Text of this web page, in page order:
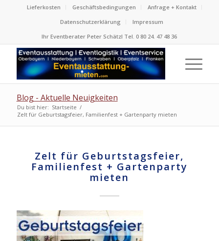
Lieferkosten Geschäftsbedingungen
Anfrage + Kontakt
Datenschutzerklärung
Impressum
Ihr Eventberater Peter Schätzl Tel. 0 80 24. 47 48 36
Blog - Aktuelle Neuigkeiten
Du bist hier: Startseite /
Zelt für Geburtstagsfeier, Familienfest + Gartenparty mieten
Zelt für Geburtstagsfeier,
Familienfest + Gartenparty
mieten